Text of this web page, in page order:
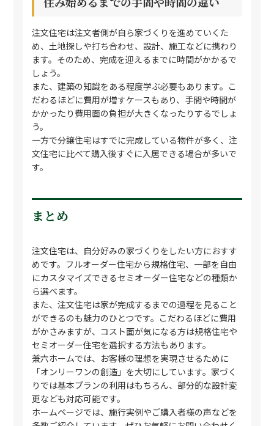
注文住宅は注文者側が自ら家づくりを進めていくた
め、土地探しや打ち合わせ、設計、施工などに携わり
ます。そのため、完成を迎えるまでに時間がかかるで
しょう。
また、建築の知識をある程度学ぶ必要もあります。こ
だわるほどに費用が増すケースもあり、手間や時間が
かかったり費用面の負担が大きくなったりするでしょ
う。
一方で分譲住宅はすでに完成している物件が多く、注
文住宅に比べて購入後すぐに入居できる場合が多いで
す。
まとめ
注文住宅は、自分好みの家づくりをしたい方におすす
めです。フルオーダー住宅から規格住宅、一部を自由
にカスタマイズできるセミオーダー住宅などの種類か
ら選べます。
また、注文住宅は家が完成するまでの過程を見ること
ができるのも魅力のひとつです。こだわるほどに費用
がかさみますが、コスト面が気になる方は規格住宅や
セミオーダー住宅を選択する方法もあります。
兼六ホームでは、お客様の理想を実現させるために
「オンリーワンの創造」を大切にしています。家づく
りでは基本プランの利用はもちろん、部分的な設計変
更なども対応可能です。
ホームページでは、施行実例やご購入者様の声などを